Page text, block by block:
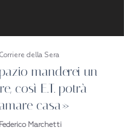
Corriere della Sera
manderei un
così E.T. potrà
casa»
Marchetti